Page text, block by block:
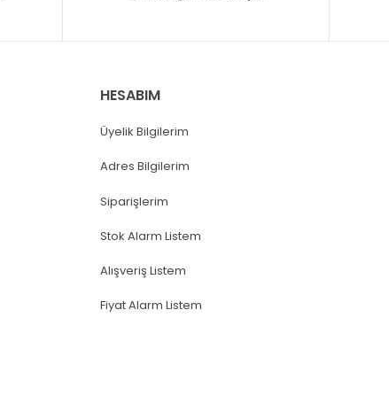
HESABIM
Üyelik Bilgilerim
Adres Bilgilerim
Siparişlerim
Stok Alarm Listem
Alışveriş Listem
Fiyat Alarm Listem